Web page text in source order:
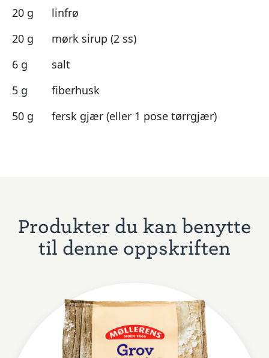
20 g
linfrø
20 g
mørk sirup (2 ss)
6 g
salt
5 g
fiberhusk
50 g
fersk gjær (eller 1 pose tørrgjær)
Produkter du kan benytte
til denne oppskriften